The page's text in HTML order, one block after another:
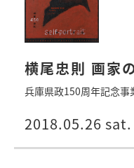
横尾忠則 画家
兵庫県政150周年記念事
2018.05.26